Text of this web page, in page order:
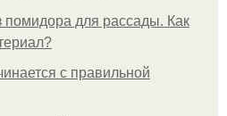
помидора для рассады. Как
с правильной